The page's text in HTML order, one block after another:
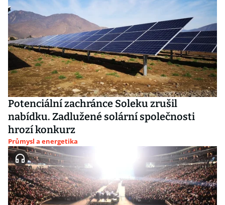
Potenciální zachránce Soleku zrušil
nabídku. Zadlužené solární společnosti
hrozí konkurz
Průmysl a energetika